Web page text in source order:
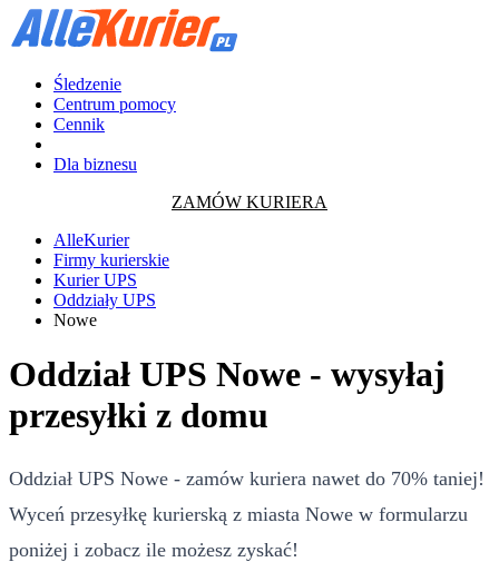
Śledzenie
Centrum pomocy
Cennik
Dla biznesu
ZAMÓW KURIERA
AlleKurier
Firmy kurierskie
Kurier UPS
Oddziały UPS
Nowe
Oddział UPS Nowe - wysyłaj
przesyłki z domu
Oddział UPS Nowe - zamów kuriera nawet do 70% taniej!
Wyceń przesyłkę kurierską z miasta Nowe w formularzu
poniżej i zobacz ile możesz zyskać!